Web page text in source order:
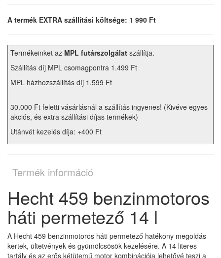
A termék EXTRA szállítási költsége: 1 990 Ft
Termékeinket az MPL futárszolgálat szállítja.
Szállítás díj MPL csomagpontra 1.499 Ft
MPL házhozszállítás díj 1.599 Ft
30.000 Ft feletti vásárlásnál a szállítás ingyenes! (Kivéve egyes
akciós, és extra szállítási díjas termékek)
Utánvét kezelés díja: +400 Ft
Termék információ
Hecht 459 benzinmotoros
háti permetező 14 l
A Hecht 459 benzinmotoros háti permetező hatékony megoldás
kertek, ültetvények és gyümölcsösök kezelésére. A 14 literes
tartály és az erős kétütemű motor kombinációja lehetővé teszi a